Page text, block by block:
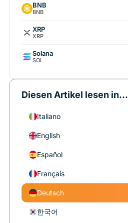
BNB
BNB
XRP
XRP
Solana
SOL
Diesen Artikel lesen in...
Italiano
English
Español
Français
Deutsch
한국어